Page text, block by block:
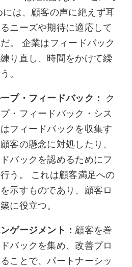
は、顧客の声に絶えず耳
ニーズや期待に適応して
。 企業はフィードバック
り直し、時間をかけて繰
。
プ・フィードバック：
ク
・フィードバック・シス
フィードバックを収集す
客の懸念に対処したり、
バックを認めるためにフ
う。 これは顧客満足への
示すものであり、顧客ロ
に役立つ。
ゲージメント： 顧客を巻
バックを集め、改善プロ
ことで、パートナーシッ